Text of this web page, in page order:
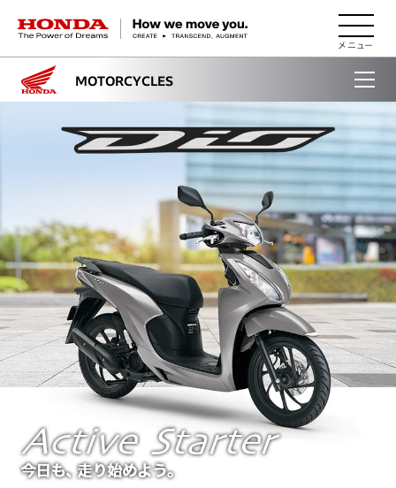
HONDA The Power of Dreams
MOTORCYCLES